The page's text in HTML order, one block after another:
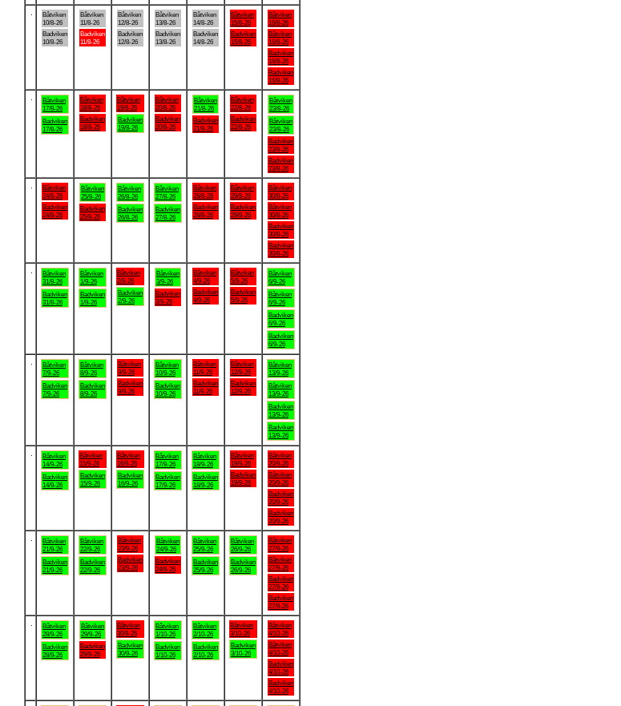
Båtviken
10/8-26
Badviken
10/8-26
Båtviken
11/8-26
Badviken
11/8-26
Båtviken
12/8-26
Badviken
12/8-26
Båtviken
13/8-26
Badviken
13/8-26
Båtviken
14/8-26
Badviken
14/8-26
Båtviken
15/8-26
Badviken
15/8-26
Båtviken
16/8-26
Båtviken
16/8-26
Badviken
16/8-26
Badviken
16/8-26
Båtviken
17/8-26
Badviken
17/8-26
Båtviken
18/8-26
Badviken
18/8-26
Båtviken
19/8-26
Badviken
19/8-26
Båtviken
20/8-26
Badviken
20/8-26
Båtviken
21/8-26
Badviken
21/8-26
Båtviken
22/8-26
Badviken
22/8-26
Båtviken
23/8-26
Båtviken
23/8-26
Badviken
23/8-26
Badviken
23/8-26
Båtviken
24/8-26
Badviken
24/8-26
Båtviken
25/8-26
Badviken
25/8-26
Båtviken
26/8-26
Badviken
26/8-26
Båtviken
27/8-26
Badviken
27/8-26
Båtviken
28/8-26
Badviken
28/8-26
Båtviken
29/8-26
Badviken
29/8-26
Båtviken
30/8-26
Båtviken
30/8-26
Badviken
30/8-26
Badviken
30/8-26
Båtviken
31/8-26
Badviken
31/8-26
Båtviken
1/9-26
Badviken
1/9-26
Båtviken
2/9-26
Badviken
2/9-26
Båtviken
3/9-26
Badviken
3/9-26
Båtviken
4/9-26
Badviken
4/9-26
Båtviken
5/9-26
Badviken
5/9-26
Båtviken
6/9-26
Båtviken
6/9-26
Badviken
6/9-26
Badviken
6/9-26
Båtviken
7/9-26
Badviken
7/9-26
Båtviken
8/9-26
Badviken
8/9-26
Båtviken
9/9-26
Badviken
9/9-26
Båtviken
10/9-26
Badviken
10/9-26
Båtviken
11/9-26
Badviken
11/9-26
Båtviken
12/9-26
Badviken
12/9-26
Båtviken
13/9-26
Båtviken
13/9-26
Badviken
13/9-26
Badviken
13/9-26
Båtviken
14/9-26
Badviken
14/9-26
Båtviken
15/9-26
Badviken
15/9-26
Båtviken
16/9-26
Badviken
16/9-26
Båtviken
17/9-26
Badviken
17/9-26
Båtviken
18/9-26
Badviken
18/9-26
Båtviken
19/9-26
Badviken
19/9-26
Båtviken
20/9-26
Båtviken
20/9-26
Badviken
20/9-26
Badviken
20/9-26
Båtviken
21/9-26
Badviken
21/9-26
Båtviken
22/9-26
Badviken
22/9-26
Båtviken
23/9-26
Badviken
23/9-26
Båtviken
24/9-26
Badviken
24/9-26
Båtviken
25/9-26
Badviken
25/9-26
Båtviken
26/9-26
Badviken
26/9-26
Båtviken
27/9-26
Båtviken
27/9-26
Badviken
27/9-26
Badviken
27/9-26
Båtviken
28/9-26
Badviken
28/9-26
Båtviken
29/9-26
Badviken
29/9-26
Båtviken
30/9-26
Badviken
30/9-26
Båtviken
1/10-26
Badviken
1/10-26
Båtviken
2/10-26
Badviken
2/10-26
Båtviken
3/10-26
Badviken
3/10-26
Båtviken
4/10-26
Båtviken
4/10-26
Badviken
4/10-26
Badviken
4/10-26